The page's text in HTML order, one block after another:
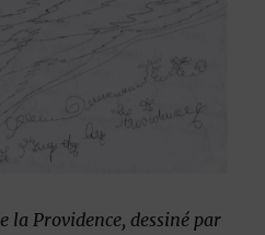
la Providence, dessiné par